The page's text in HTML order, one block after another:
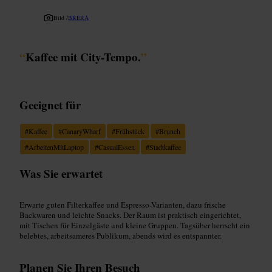
Bild /BRERA
“Kaffee mit City-Tempo.”
Geeignet für
#Kaffee #CanaryWharf #Frühstück #Brunch
#ArbeitenMitLaptop #CasualEssen #Stadtkaffee
Was Sie erwartet
Erwarte guten Filterkaffee und Espresso-Varianten, dazu frische
Backwaren und leichte Snacks. Der Raum ist praktisch eingerichtet,
mit Tischen für Einzelgäste und kleine Gruppen. Tagsüber herrscht ein
belebtes, arbeitsameres Publikum, abends wird es entspannter.
Planen Sie Ihren Besuch